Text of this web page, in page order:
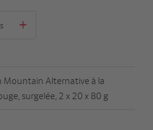
+
Mountain Alternative à la
surgelée, 2 x 20 x 80 g